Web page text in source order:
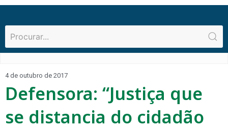
4 de outubro de 2017
Defensora: “Justiça que
se distancia do cidadão